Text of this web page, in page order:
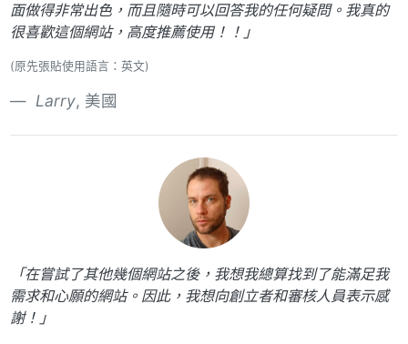
面做得非常出色，而且隨時可以回答我的任何疑問。我真的
很喜歡這個網站，高度推薦使用！！」
(原先張貼使用語言：英文)
Larry, 美國
「在嘗試了其他幾個網站之後，我想我總算找到了能滿足我
需求和心願的網站。因此，我想向創立者和審核人員表示感
謝！」